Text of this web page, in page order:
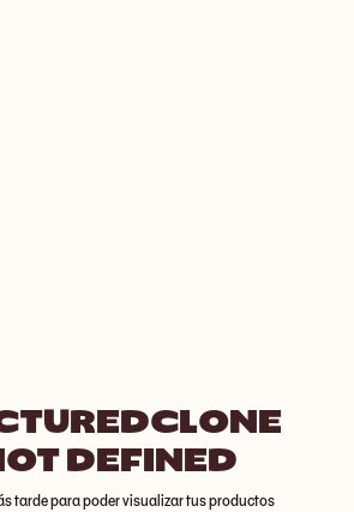
DEFINED
tarde para poder visualizar tus productos